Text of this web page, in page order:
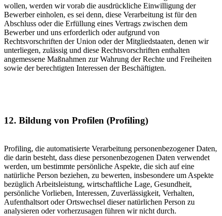
wollen, werden wir vorab die ausdrückliche Einwilligung der
Bewerber einholen, es sei denn, diese Verarbeitung ist für den
Abschluss oder die Erfüllung eines Vertrags zwischen dem
Bewerber und uns erforderlich oder aufgrund von
Rechtsvorschriften der Union oder der Mitgliedstaaten, denen wir
unterliegen, zulässig und diese Rechtsvorschriften enthalten
angemessene Maßnahmen zur Wahrung der Rechte und Freiheiten
sowie der berechtigten Interessen der Beschäftigten.
12. Bildung von Profilen (Profiling)
Profiling, die automatisierte Verarbeitung personenbezogener Daten,
die darin besteht, dass diese personenbezogenen Daten verwendet
werden, um bestimmte persönliche Aspekte, die sich auf eine
natürliche Person beziehen, zu bewerten, insbesondere um Aspekte
bezüglich Arbeitsleistung, wirtschaftliche Lage, Gesundheit,
persönliche Vorlieben, Interessen, Zuverlässigkeit, Verhalten,
Aufenthaltsort oder Ortswechsel dieser natürlichen Person zu
analysieren oder vorherzusagen führen wir nicht durch.